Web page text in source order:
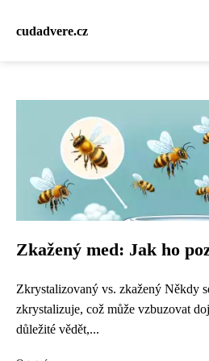
cudadvere.cz
Zkažený med: Jak ho
Zkrystalizovaný vs. zkažený Někdy
zkrystalizuje, což může vzbuzovat
důležité vědět,...